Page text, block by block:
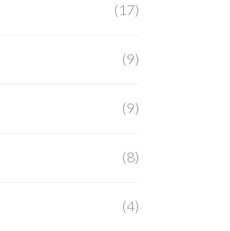
(17)
(9)
(9)
(8)
(4)